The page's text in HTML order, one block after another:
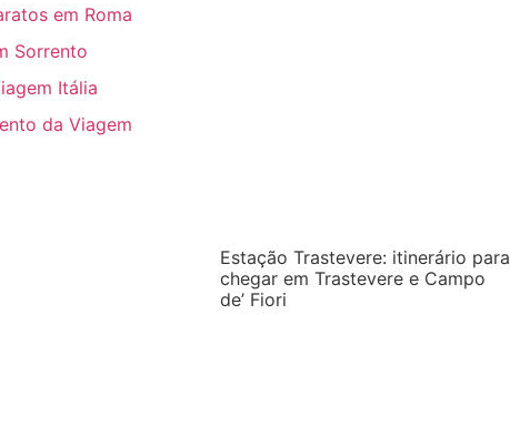
em Roma
Sorrento
Itália
da Viagem
Estação Trastevere: itinerário para
chegar em Trastevere e Campo
de’ Fiori